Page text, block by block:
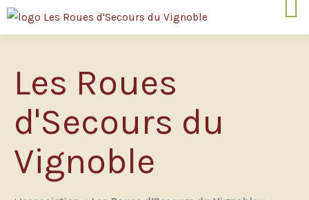
Aller
Les Roues
d'Secours du
Vignoble